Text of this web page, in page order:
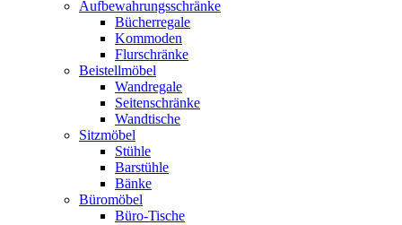
Aufbewahrungsschränke
Bücherregale
Kommoden
Flurschränke
Beistellmöbel
Wandregale
Seitenschränke
Wandtische
Sitzmöbel
Stühle
Barstühle
Bänke
Büromöbel
Büro-Tische